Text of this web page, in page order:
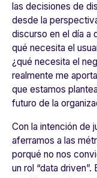
las decisiones de
desde la
discurso en el día a
qué necesita el
¿qué necesita el
realmente me
que estamos
futuro de la
Con la intención de
aferramos a las
porqué no nos
un rol “data